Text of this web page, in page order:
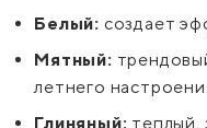
Белый: создает
Мятный:
летнего
Глиняный: теплый,